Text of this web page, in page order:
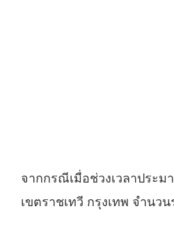
จากกรณีเมื่อช่วงเวลาประ
เขตราชเทวี​ กรุงเทพ​ จำน